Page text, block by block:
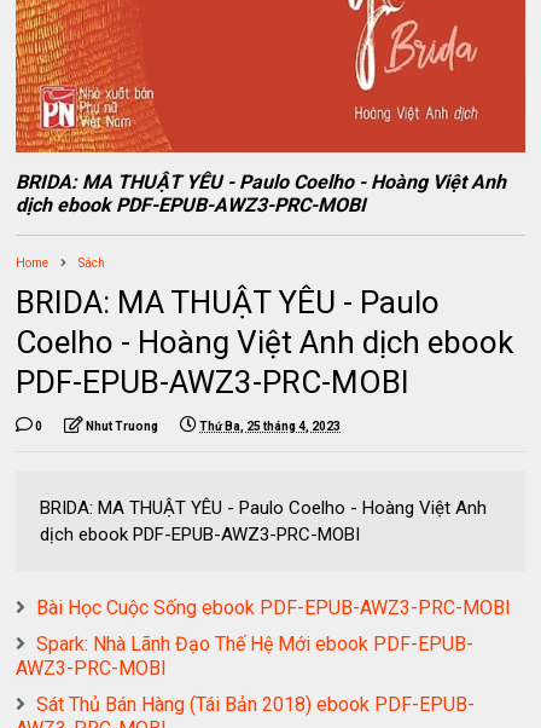
BRIDA: MA THUẬT YÊU - Paulo Coelho - Hoàng Việt Anh
dịch ebook PDF-EPUB-AWZ3-PRC-MOBI
Home Sách
BRIDA: MA THUẬT YÊU - Paulo
Coelho - Hoàng Việt Anh dịch ebook
PDF-EPUB-AWZ3-PRC-MOBI
0 Nhut Truong Thứ Ba, 25 tháng 4, 2023
BRIDA: MA THUẬT YÊU - Paulo Coelho - Hoàng Việt Anh
dịch ebook PDF-EPUB-AWZ3-PRC-MOBI
Bài Học Cuộc Sống ebook PDF-EPUB-AWZ3-PRC-MOBI
Spark: Nhà Lãnh Đạo Thế Hệ Mới ebook PDF-EPUB-
AWZ3-PRC-MOBI
Sát Thủ Bán Hàng (Tái Bản 2018) ebook PDF-EPUB-